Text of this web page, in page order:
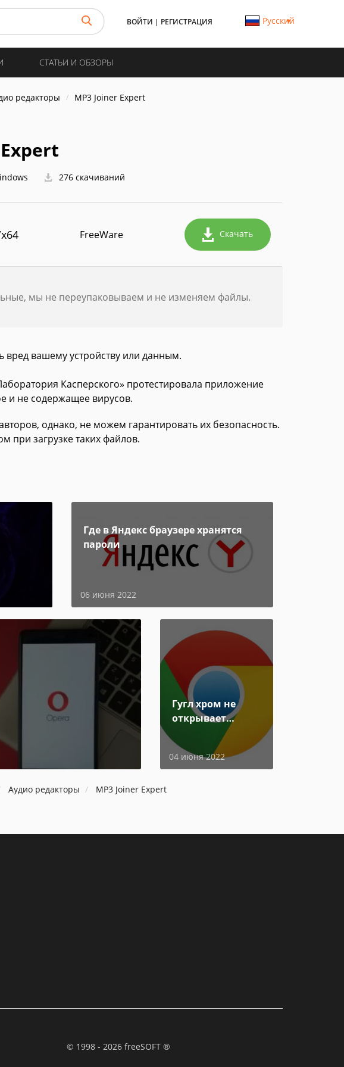
ВОЙТИ | РЕГИСТРАЦИЯ Русский
СТАТЬИ И ОБЗОРЫ
редакторы MP3 Joiner Expert
276 скачиваний
FreeWare Скачать
мы не переупаковываем и не изменяем файлы.
вашему устройству или данным.
Касперского» протестировала приложение
и не содержащее вирусов.
однако, не можем гарантировать их безопасность.
при загрузке таких файлов.
Где в Яндекс браузере хранятся
пароли
06 июня 2022
Гугл хром не
открывает
04 июня 2022
Аудио редакторы MP3 Joiner Expert
© 1998 - 2026 freeSOFT ®